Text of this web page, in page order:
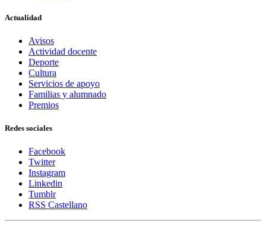
Actualidad
Avisos
Actividad docente
Deporte
Cultura
Servicios de apoyo
Familias y alumnado
Premios
Redes sociales
Facebook
Twitter
Instagram
Linkedin
Tumblr
RSS Castellano